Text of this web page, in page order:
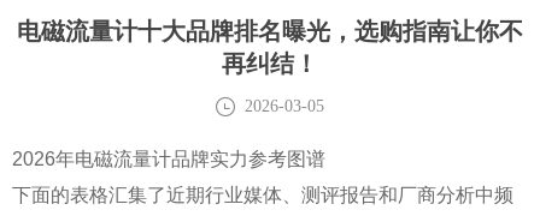
电磁流量计十大品牌排名曝光，选购指南让你不
再纠结！
2026-03-05
2026年电磁流量计品牌实力参考图谱
下面的表格汇集了近期行业媒体、测评报告和厂商分析中频